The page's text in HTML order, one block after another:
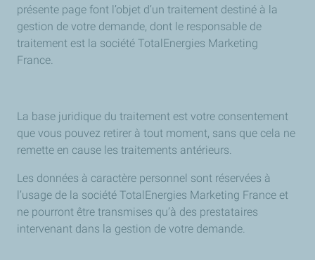
présente page font l’objet d’un traitement destiné à la
gestion de votre demande, dont le responsable de
traitement est la société TotalEnergies Marketing
France.
La base juridique du traitement est votre consentement
que vous pouvez retirer à tout moment, sans que cela ne
remette en cause les traitements antérieurs.
Les données à caractère personnel sont réservées à
l’usage de la société TotalEnergies Marketing France et
ne pourront être transmises qu’à des prestataires
intervenant dans la gestion de votre demande.